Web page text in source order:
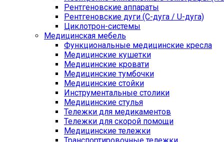
Рентгеновские аппараты
Рентгеновские дуги (С-дуга / U-дуга)
Циклотрон-системы
Медицинская мебель
Функциональные медицинские кресла
Медицинские кушетки
Медицинские кровати
Медицинские тумбочки
Медицинские стойки
Инструментальные столики
Медицинские стулья
Тележки для медикаментов
Тележки для скорой помощи
Медицинские тележки